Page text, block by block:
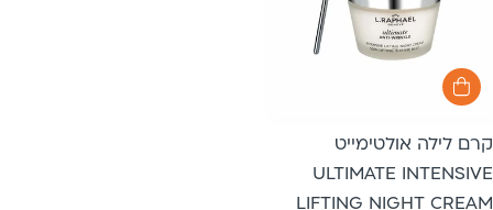
קרם לילה אולטימייט
ULTIMATE INTENSIVE
LIFTING NIGHT CREAM